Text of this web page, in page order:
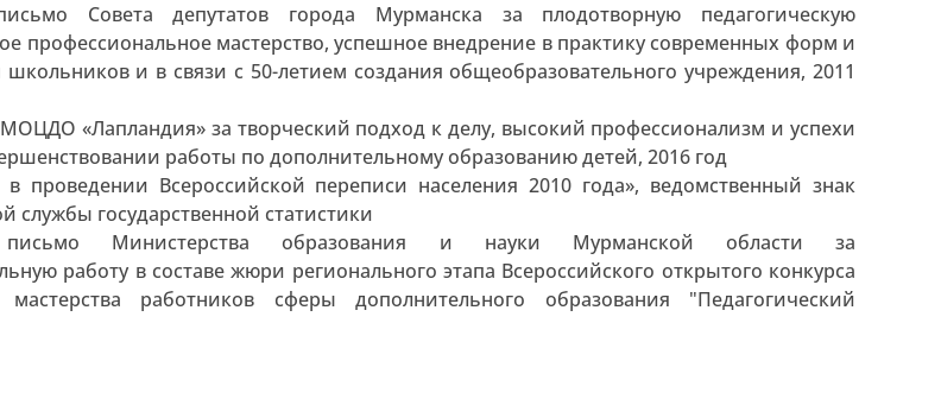
Совета депутатов города Мурманска за плодотворную педагогическую
профессиональное мастерство, успешное внедрение в практику современных форм и
и в связи с 50-летием создания общеобразовательного учреждения, 2011
«Лапландия» за творческий подход к делу, высокий профессионализм и успехи
работы по дополнительному образованию детей, 2016 год
проведении Всероссийской переписи населения 2010 года», ведомственный знак
службы государственной статистики
письмо Министерства образования и науки Мурманской области за
работу в составе жюри регионального этапа Всероссийского открытого конкурса
мастерства работников сферы дополнительного образования "Педагогический